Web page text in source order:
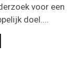
voor een
doel....